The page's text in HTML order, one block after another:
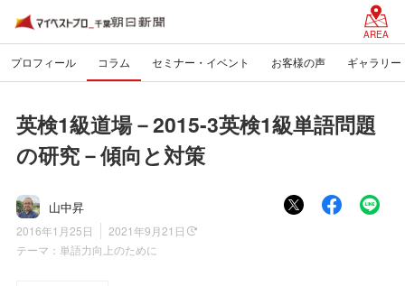
AREA
プロフィール コラム セミナー・イベント お客様の声 ギャラリー
英検1級道場－2015-3英検1級単語問題
の研究－傾向と対策
山中昇
2016年1月25日
2021年9月21日
テーマ： 単語力向上のために